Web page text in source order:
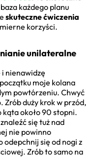
każdego planu
skuteczne ćwiczenia
korzyści.
unilateralne
nienawidzę
moje kolana
powtórzeniu. Chwyć
Zrób duży krok w przód,
około 90 stopni.
się tuż nad
nie powinno
odepchnij się od nogi z
Zrób to samo na